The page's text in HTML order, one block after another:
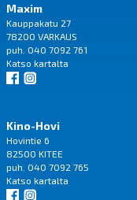
Maxim
Kauppakatu 27
78200 VARKAUS
puh. 040 7092 761
Katso kartalta
Kino-Hovi
Hovintie 6
82500 KITEE
puh. 040 7092 765
Katso kartalta